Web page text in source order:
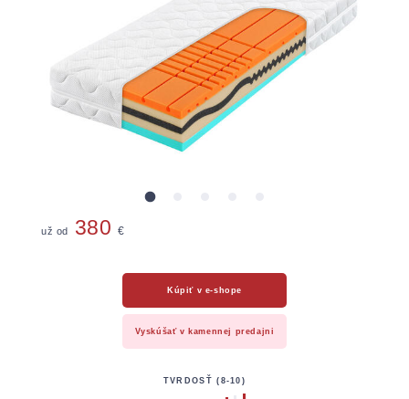
už od 380 €
Kúpiť v e-shope
Vyskúšať v kamennej predajni
TVRDOSŤ (8-10)